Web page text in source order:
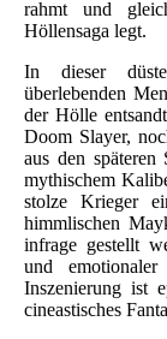
rahmt und
Höllensaga legt.
In dieser
überlebenden
der Hölle
Doom Slayer,
aus den
mythischem
stolze Krieger
himmlischen
infrage gestellt
und
Inszenierung ist
cineastisches